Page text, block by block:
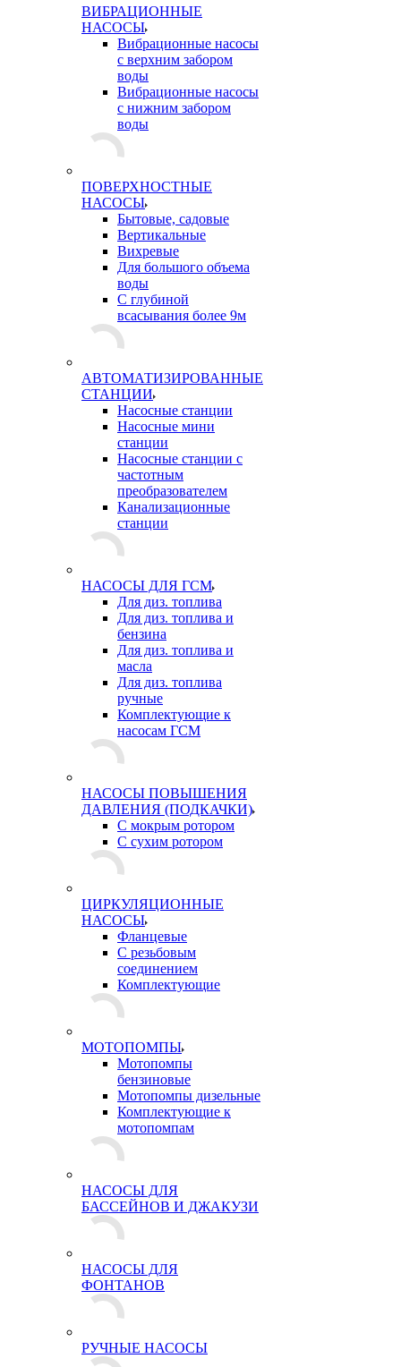
ВИБРАЦИОННЫЕ
НАСОСЫ
Вибрационные насосы
с верхним забором
воды
Вибрационные насосы
с нижним забором
воды
ПОВЕРХНОСТНЫЕ
НАСОСЫ
Бытовые, садовые
Вертикальные
Вихревые
Для большого объема
воды
С глубиной
всасывания более 9м
АВТОМАТИЗИРОВАННЫЕ
СТАНЦИИ
Насосные станции
Насосные мини
станции
Насосные станции с
частотным
преобразователем
Канализационные
станции
НАСОСЫ ДЛЯ ГСМ
Для диз. топлива
Для диз. топлива и
бензина
Для диз. топлива и
масла
Для диз. топлива
ручные
Комплектующие к
насосам ГСМ
НАСОСЫ ПОВЫШЕНИЯ
ДАВЛЕНИЯ (ПОДКАЧКИ)
С мокрым ротором
С сухим ротором
ЦИРКУЛЯЦИОННЫЕ
НАСОСЫ
Фланцевые
С резьбовым
соединением
Комплектующие
МОТОПОМПЫ
Мотопомпы
бензиновые
Мотопомпы дизельные
Комплектующие к
мотопомпам
НАСОСЫ ДЛЯ
БАССЕЙНОВ И ДЖАКУЗИ
НАСОСЫ ДЛЯ
ФОНТАНОВ
РУЧНЫЕ НАСОСЫ